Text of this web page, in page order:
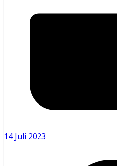
14 Juli 2023